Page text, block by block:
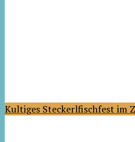
Kultiges Steckerlfischfest im